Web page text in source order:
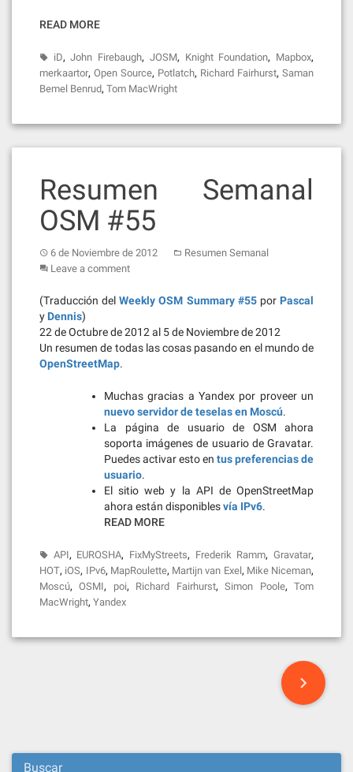
READ MORE
iD,John Firebaugh, JOSM, Knight Foundation, Mapbox,
merkaartor, Open Source, Potlatch, Richard Fairhurst, Saman
Bemel Benrud, Tom MacWright
Resumen Semanal
OSM #55
6 de Noviembre de 2012
Resumen Semanal
Leave a comment
(Traducción delWeekly OSM Summary #55por Pascal
y Dennis)
22 de Octubre de 2012 al 5 de Noviembre de 2012
Un resumen de todas las cosas pasando en el mundo de
OpenStreetMap.
Muchas gracias a Yandex por proveer un
nuevo servidor de teselas en Moscú.
La página de usuario de OSM ahora
soporta imágenes de usuario de Gravatar.
Puedes activar esto en tus preferencias de
usuario.
El sitio web y la API de OpenStreetMap
ahora están disponiblesvía IPv6.
READ MORE
API, EUROSHA, FixMyStreets, Frederik Ramm,Gravatar,
HOT, iOS, IPv6, MapRoulette, Martijn van Exel, Mike Niceman,
Moscú,OSMI, poi, Richard Fairhurst,Simon Poole,Tom
MacWright, Yandex
Buscar